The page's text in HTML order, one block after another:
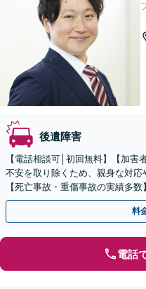
後遺障害
【電話相談可│初回無料】【加
不安を取り除くため、親身な対
【死亡事故・重傷事故の実績多
い場合はご相談ください【夜間
料
電話